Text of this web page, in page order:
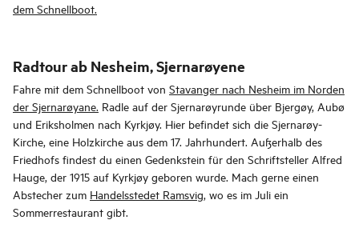
dem Schnellboot.
Radtour ab Nesheim, Sjernarøyene
Fahre mit dem Schnellboot von Stavanger nach Nesheim im Norden
der Sjernarøyane. Radle auf der Sjernarøyrunde über Bjergøy, Aubø
und Eriksholmen nach Kyrkjøy. Hier befindet sich die Sjernarøy-
Kirche, eine Holzkirche aus dem 17. Jahrhundert. Außerhalb des
Friedhofs findest du einen Gedenkstein für den Schriftsteller Alfred
Hauge, der 1915 auf Kyrkjøy geboren wurde. Mach gerne einen
Abstecher zum Handelsstedet Ramsvig, wo es im Juli ein
Sommerrestaurant gibt.